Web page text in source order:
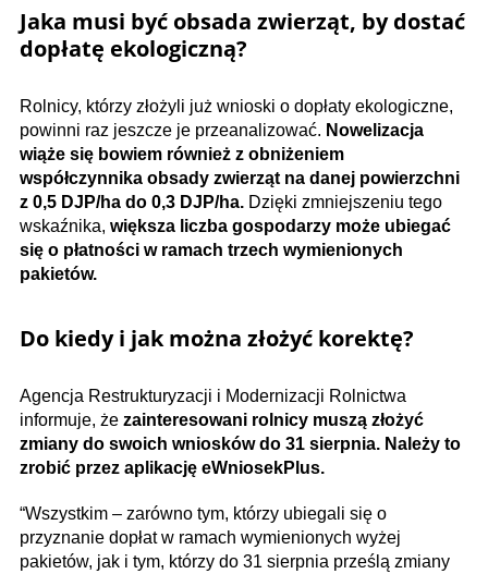
Jaka musi być obsada zwierząt, by dostać
dopłatę ekologiczną?
Rolnicy, którzy złożyli już wnioski o dopłaty ekologiczne,
powinni raz jeszcze je przeanalizować. Nowelizacja
wiąże się bowiem również z obniżeniem
współczynnika obsady zwierząt na danej powierzchni
z 0,5 DJP/ha do 0,3 DJP/ha. Dzięki zmniejszeniu tego
wskaźnika, większa liczba gospodarzy może ubiegać
się o płatności w ramach trzech wymienionych
pakietów.
Do kiedy i jak można złożyć korektę?
Agencja Restrukturyzacji i Modernizacji Rolnictwa
informuje, że zainteresowani rolnicy muszą złożyć
zmiany do swoich wniosków do 31 sierpnia. Należy to
zrobić przez aplikację eWniosekPlus.
“Wszystkim – zarówno tym, którzy ubiegali się o
przyznanie dopłat w ramach wymienionych wyżej
pakietów, jak i tym, którzy do 31 sierpnia prześlą zmiany